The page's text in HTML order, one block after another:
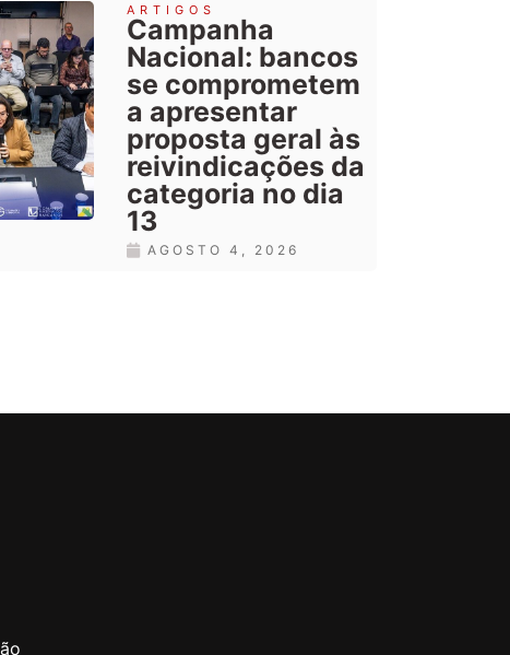
ARTIGOS
Campanha
Nacional: bancos
se comprometem
a apresentar
proposta geral às
reivindicações da
categoria no dia
13
AGOSTO 4, 2026